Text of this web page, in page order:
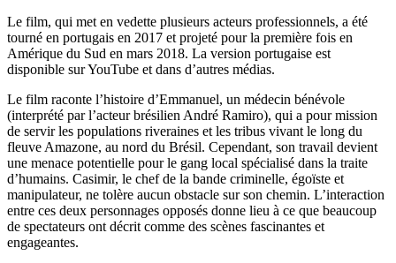
Le film, qui met en vedette plusieurs acteurs professionnels, a été
tourné en portugais en 2017 et projeté pour la première fois en
Amérique du Sud en mars 2018. La version portugaise est
disponible sur YouTube et dans d’autres médias.
Le film raconte l’histoire d’Emmanuel, un médecin bénévole
(interprété par l’acteur brésilien André Ramiro), qui a pour mission
de servir les populations riveraines et les tribus vivant le long du
fleuve Amazone, au nord du Brésil. Cependant, son travail devient
une menace potentielle pour le gang local spécialisé dans la traite
d’humains. Casimir, le chef de la bande criminelle, égoïste et
manipulateur, ne tolère aucun obstacle sur son chemin. L’interaction
entre ces deux personnages opposés donne lieu à ce que beaucoup
de spectateurs ont décrit comme des scènes fascinantes et
engageantes.